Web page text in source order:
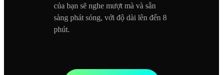
của bạn sẽ nghe mượt mà và sẵn
sàng phát sóng, với độ dài lên đến 8
phút.